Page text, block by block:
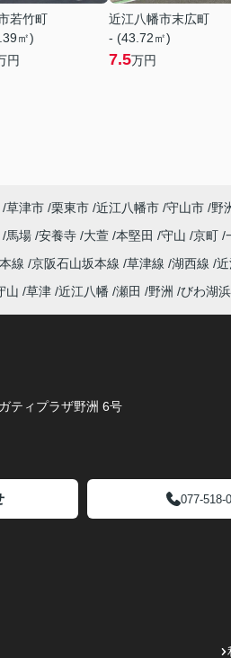
若竹町
㎡)
円
近江八幡市末広町
- (43.72㎡)
7.5万円
草津市 栗東市 近江八幡市 守山市 野
馬場 安養寺 大萱 本堅田 守山 京町
線 京阪石山坂本線 草津線 湖西線
山 草津 近江八幡 瀬田 野洲 びわ湖
ティプラザ野洲 6号
077-518-